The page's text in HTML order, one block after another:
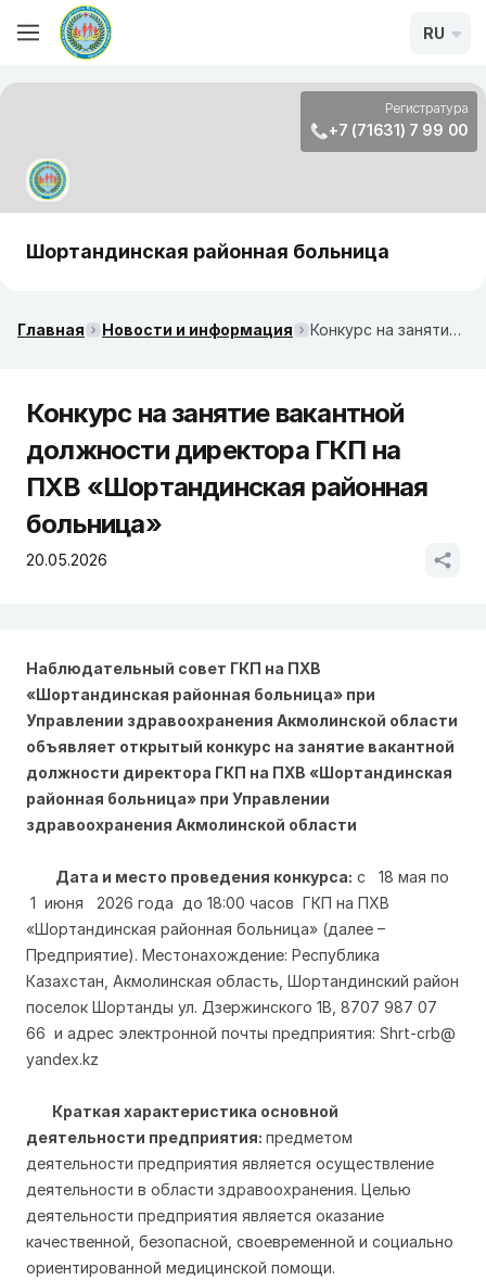
RU
Регистратура
+7 (71631) 7 99 00
Шортандинская районная больница
Главная Новости и информация Конкурс на занятие вакантной должности директора ГКП на ПХВ «Шортандинская районная больница»
Конкурс на занятие вакантной
должности директора ГКП на
ПХВ «Шортандинская районная
больница»
20.05.2026
Наблюдательный совет ГКП на ПХВ
«Шортандинская районная больница» при
Управлении здравоохранения Акмолинской области
объявляет открытый конкурс на занятие вакантной
должности директора ГКП на ПХВ «Шортандинская
районная больница» при Управлении
здравоохранения Акмолинской области
Дата и место проведения конкурса: с 18 мая по
1 июня 2026 года до 18:00 часов ГКП на ПХВ
«Шортандинская районная больница» (далее –
Предприятие). Местонахождение: Республика
Казахстан, Акмолинская область, Шортандинский район
поселок Шортанды ул. Дзержинского 1В, 8707 987 07
66 и адрес электронной почты предприятия: Shrt-crb@
yandex.kz
Краткая характеристика основной
деятельности предприятия: предметом
деятельности предприятия является осуществление
деятельности в области здравоохранения. Целью
деятельности предприятия является оказание
качественной, безопасной, своевременной и социально
ориентированной медицинской помощи.